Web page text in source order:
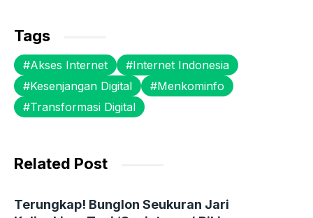
c
e
b
o
o
er s
A
p
p
s
e
n
g
gr
a
m
Tags
Akses Internet
Internet Indonesia
Kesenjangan Digital
Menkominfo
Transformasi Digital
Related Post
Terungkap! Bunglon Seukuran Jari